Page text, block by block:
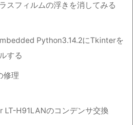
スフィルムの浮きを消してみる
Python3.14.2にTkinterを
する
修理
LT-H91LANのコンデンサ交換